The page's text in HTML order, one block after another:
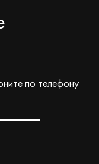
по телефону